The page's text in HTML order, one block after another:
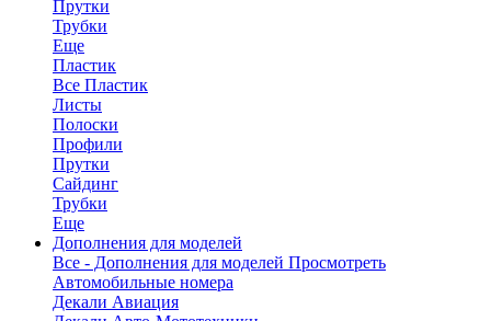
Прутки
Трубки
Еще
Пластик
Все Пластик
Листы
Полоски
Профили
Прутки
Сайдинг
Трубки
Еще
Дополнения для моделей
Все - Дополнения для моделей Просмотреть
Автомобильные номера
Декали Авиация